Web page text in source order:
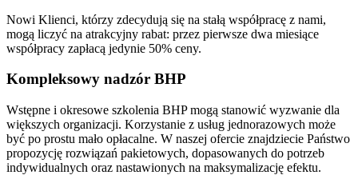
Nowi Klienci, którzy zdecydują się na stałą współpracę z nami,
mogą liczyć na atrakcyjny rabat: przez pierwsze dwa miesiące
współpracy zapłacą jedynie 50% ceny.
Kompleksowy nadzór BHP
Wstępne i okresowe szkolenia BHP mogą stanowić wyzwanie dla
większych organizacji. Korzystanie z usług jednorazowych może
być po prostu mało opłacalne. W naszej ofercie znajdziecie Państwo
propozycję rozwiązań pakietowych, dopasowanych do potrzeb
indywidualnych oraz nastawionych na maksymalizację efektu.